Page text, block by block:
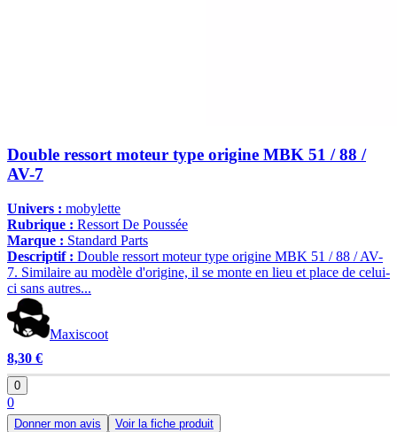
Double ressort moteur type origine MBK 51 / 88 /
AV-7
Univers : mobylette
Rubrique : Ressort De Poussée
Marque : Standard Parts
Descriptif : Double ressort moteur type origine MBK 51 / 88 / AV-
7. Similaire au modèle d'origine, il se monte en lieu et place de celui-
ci sans autres...
Maxiscoot
8,30 €
0
0
Donner mon avis Voir la fiche produit